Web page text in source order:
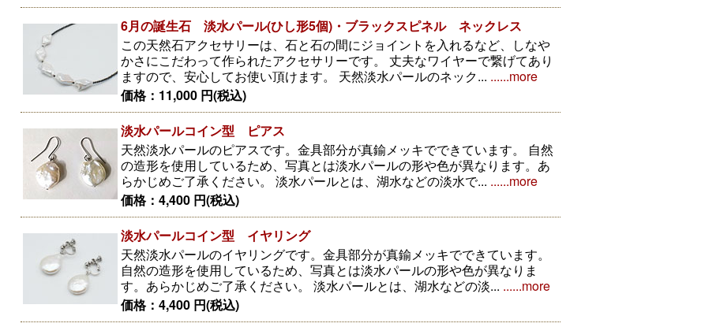
6月の誕生石 淡水パール(ひし形5個)・ブラックスピネル ネックレス
この天然石アクセサリーは、石と石の間にジョイントを入れるなど、しなや
かさにこだわって作られたアクセサリーです。 丈夫なワイヤーで繋げてあり
ますので、安心してお使い頂けます。 天然淡水パールのネック... ......more
価格：11,000 円(税込)
淡水パールコイン型 ピアス
天然淡水パールのピアスです。金具部分が真鍮メッキでできています。 自然
の造形を使用しているため、写真とは淡水パールの形や色が異なります。あ
らかじめご了承ください。 淡水パールとは、湖水などの淡水で... ......more
価格：4,400 円(税込)
淡水パールコイン型 イヤリング
天然淡水パールのイヤリングです。金具部分が真鍮メッキでできています。
自然の造形を使用しているため、写真とは淡水パールの形や色が異なりま
す。あらかじめご了承ください。 淡水パールとは、湖水などの淡... ......more
価格：4,400 円(税込)